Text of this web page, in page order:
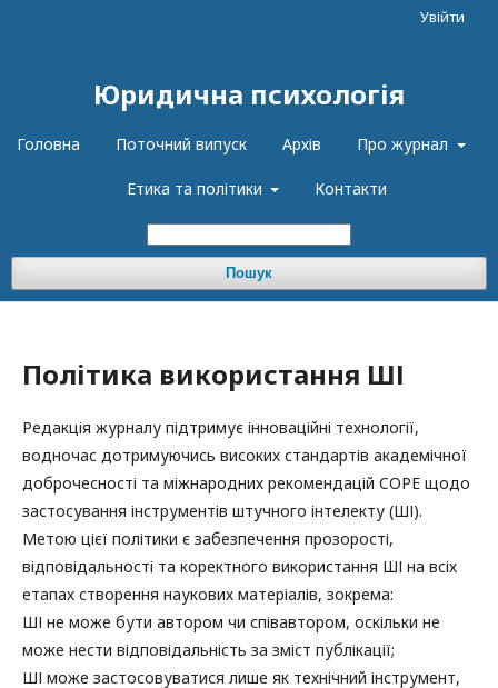
Юридична психологія
Головна Поточний випуск Архів Про журнал
Етика та політики Контакти
Пошук
Увійти
Політика використання ШІ
Редакція журналу підтримує інноваційні технології,
водночас дотримуючись високих стандартів академічної
доброчесності та міжнародних рекомендацій COPE щодо
застосування інструментів штучного інтелекту (ШІ).
Метою цієї політики є забезпечення прозорості,
відповідальності та коректного використання ШІ на всіх
етапах створення наукових матеріалів, зокрема:
ШІ не може бути автором чи співавтором, оскільки не
може нести відповідальність за зміст публікації;
ШІ може застосовуватися лише як технічний інструмент,